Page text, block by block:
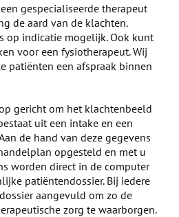
gespecialiseerde therapeut
de aard van de klachten.
op indicatie mogelijk. Ook kunt
voor een fysiotherapeut. Wij
patiënten een afspraak binnen
gericht om het klachtenbeeld
uit een intake en een
de hand van deze gegevens
opgesteld en met u
worden direct in de computer
patiëntendossier. Bij iedere
aangevuld om zo de
zorg te waarborgen.